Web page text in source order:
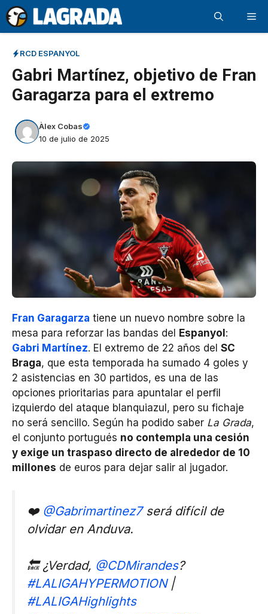
Saltar
al
contenido
RCD ESPANYOL
Gabri Martínez, objetivo de Fran
Garagarza para el extremo
Àlex Cobas
10 de julio de 2025
Fran Garagarza tiene un nuevo nombre sobre la
mesa para reforzar las bandas del Espanyol:
Gabri Martínez. El extremo de 22 años del SC
Braga, que esta temporada ha sumado 4 goles y
2 asistencias en 30 partidos, es una de las
opciones prioritarias para apuntalar el perfil
izquierdo del ataque blanquiazul, pero su fichaje
no será sencillo. Según ha podido saber La Grada,
el conjunto portugués no contempla una cesión
y exige un traspaso directo de alrededor de 10
millones de euros para dejar salir al jugador.
❤️ @Gabrimartinez7será difícil de
olvidar en Anduva.
🔙 ¿Verdad, @CDMirandes?
#LALIGAHYPERMOTION|
#LALIGAHighlights